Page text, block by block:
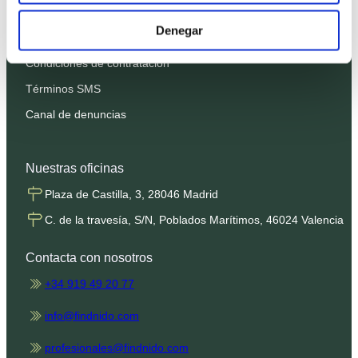
Denegar
Política de Privacidad
Condiciones de contratación
Términos SMS
Canal de denuncias
Nuestras oficinas
Plaza de Castilla, 3, 28046 Madrid
C. de la travesía, S/N, Poblados Marítimos, 46024 Valencia
Contacta con nosotros
+34 919 49 20 77
info@findnido.com
profesionales@findnido.com